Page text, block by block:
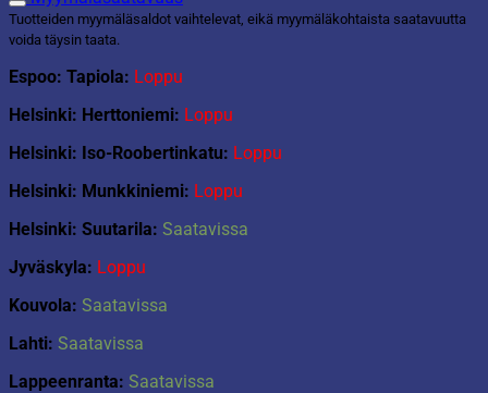
17,8cm
määrä
Tuotteiden myymäläsaldot vaihtelevat, eikä myymäläkohtaista saatavuutta
voida täysin taata.
Espoo: Tapiola: Loppu
Helsinki: Herttoniemi: Loppu
Helsinki: Iso-Roobertinkatu: Loppu
Helsinki: Munkkiniemi: Loppu
Helsinki: Suutarila: Saatavissa
Jyväskyla: Loppu
Kouvola: Saatavissa
Lahti: Saatavissa
Lappeenranta: Saatavissa